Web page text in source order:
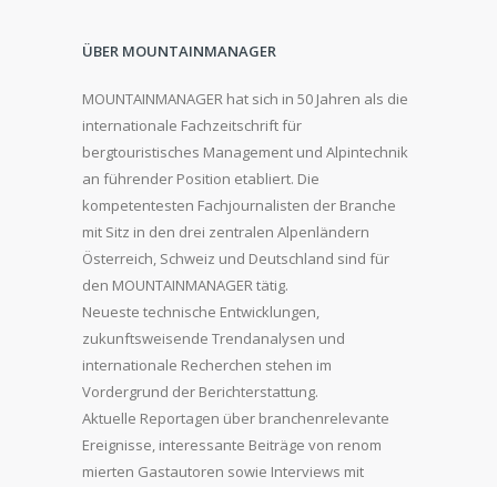
ÜBER MOUNTAINMANAGER
MOUNTAINMANAGER hat sich in 50 Jahren als die
internationale Fachzeitschrift für
bergtouristisches Management und Alpintechnik
an führender Position etabliert. Die
kompetentesten Fachjournalisten der Branche
mit Sitz in den drei zentralen Alpenländern
Österreich, Schweiz und Deutschland sind für
den MOUNTAINMANAGER tätig.
Neueste technische Entwicklungen,
zukunftsweisende Trendanalysen und
internationale Recherchen stehen im
Vordergrund der Berichterstattung.
Aktuelle Reportagen über branchenrelevante
Ereignisse, interessante Beiträge von renom
mierten Gastautoren sowie Interviews mit